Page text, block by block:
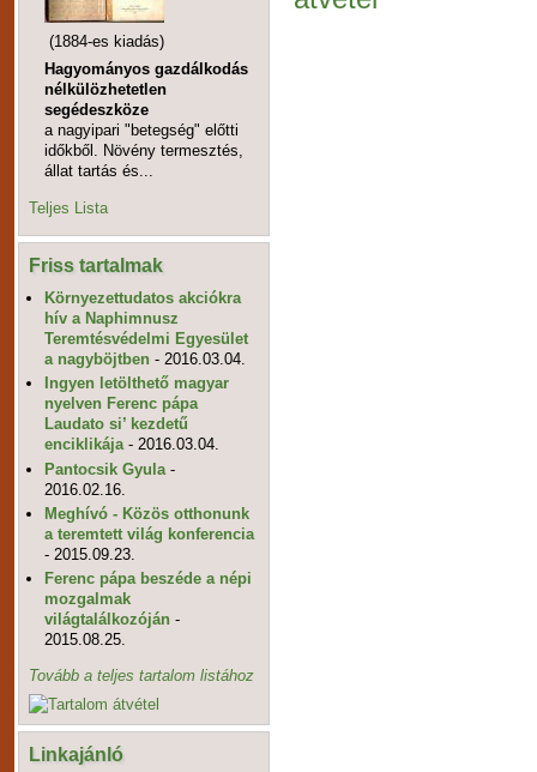
(1884-es kiadás)
Hagyományos gazdálkodás
nélkülözhetetlen
segédeszköze
a nagyipari "betegség" előtti
időkből. Növény termesztés,
állat tartás és...
Teljes Lista
Friss tartalmak
Környezettudatos akciókra
hív a Naphimnusz
Teremtésvédelmi Egyesület
a nagyböjtben - 2016.03.04.
Ingyen letölthető magyar
nyelven Ferenc pápa
Laudato si’ kezdetű
enciklikája - 2016.03.04.
Pantocsik Gyula -
2016.02.16.
Meghívó - Közös otthonunk
a teremtett világ konferencia
- 2015.09.23.
Ferenc pápa beszéde a népi
mozgalmak
világtalálkozóján -
2015.08.25.
Tovább a teljes tartalom listához
Linkajánló